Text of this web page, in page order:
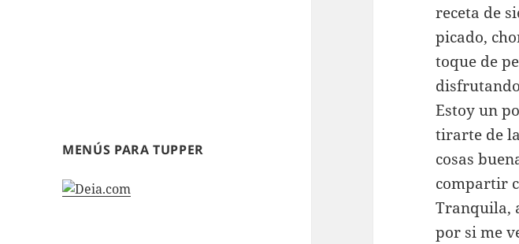
MENÚS PARA TUPPER
receta de
picado,
toque de
Estoy un
tirarte de
cosas
compartir
Tranquila,
por si me